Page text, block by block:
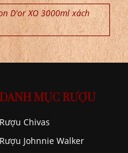
D'or XO 3000ml xách
DANH MỤC RƯỢU
Rượu Chivas
Rượu Johnnie Walker